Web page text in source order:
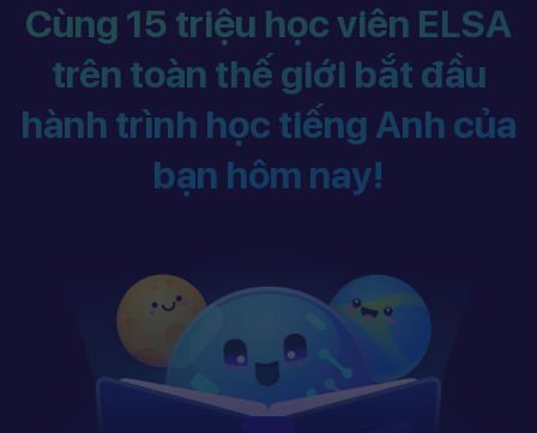
Cùng 15 triệu học viên ELSA
trên toàn thế giới bắt đầu
hành trình học tiếng Anh của
bạn hôm nay!